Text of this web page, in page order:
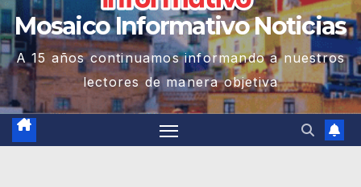
Mosaico Informativo Noticias
A 15 años continuamos informando a nuestros
lectores de manera objetiva